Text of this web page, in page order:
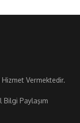
Hizmet Vermektedir.
Bilgi Paylaşım